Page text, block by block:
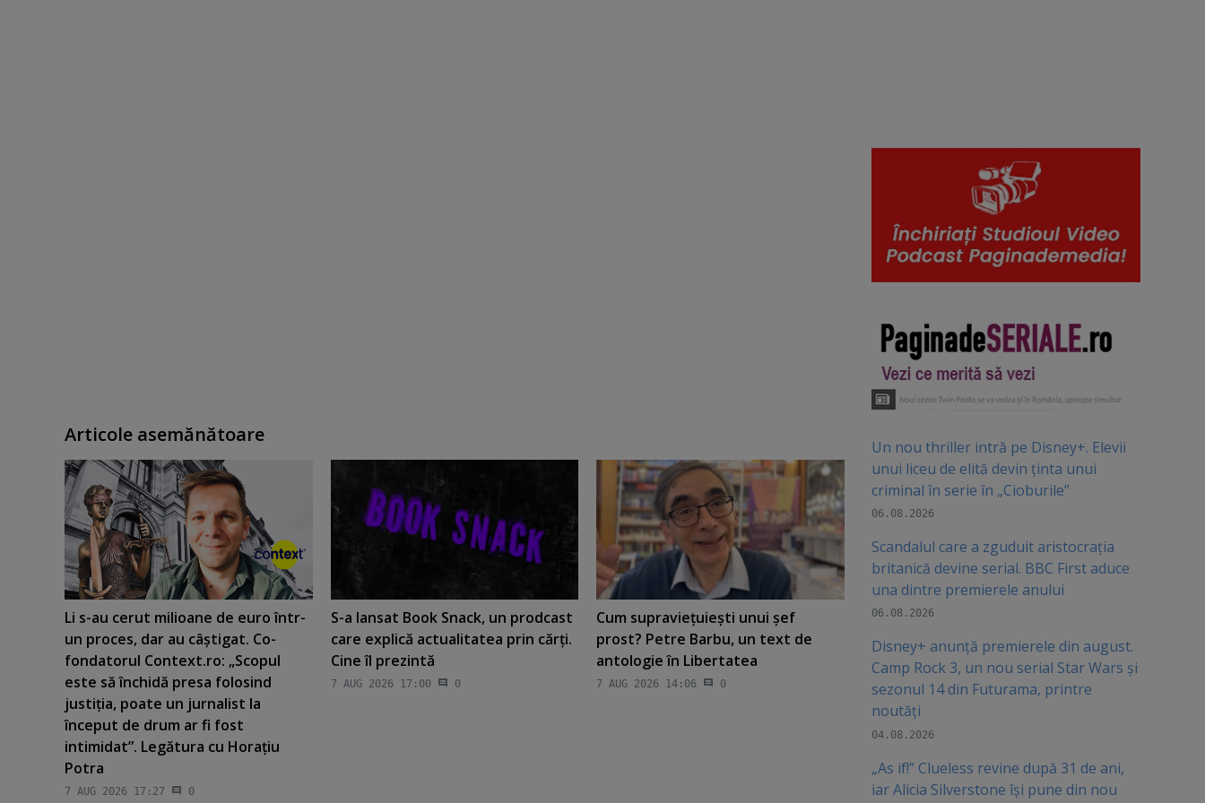
Articole asemănătoare
Li s-au cerut milioane de euro într-
un proces, dar au câştigat. Co-
fondatorul Context.ro: „Scopul
este să închidă presa folosind
justiţia, poate un jurnalist la
început de drum ar fi fost
intimidat”. Legătura cu Horaţiu
Potra
7 AUG 2026 17:27 0
S-a lansat Book Snack, un prodcast
care explică actualitatea prin cărţi.
Cine îl prezintă
7 AUG 2026 17:00 0
Cum supravieţuieşti unui şef
prost? Petre Barbu, un text de
antologie în Libertatea
7 AUG 2026 14:06 0
Un nou thriller intră pe Disney+. Elevii
unui liceu de elită devin ținta unui
criminal în serie în „Cioburile”
06.08.2026
Scandalul care a zguduit aristocrația
britanică devine serial. BBC First aduce
una dintre premierele anului
06.08.2026
Disney+ anunță premierele din august.
Camp Rock 3, un nou serial Star Wars și
sezonul 14 din Futurama, printre
noutăți
04.08.2026
„As if!” Clueless revine după 31 de ani,
iar Alicia Silverstone își pune din nou